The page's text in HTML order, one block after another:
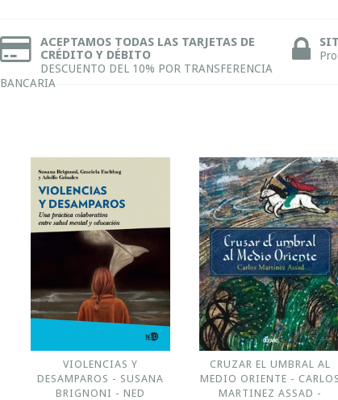
ACEPTAMOS TODAS LAS TARJETAS DE
CRÉDITO Y DÉBITO
DESCUENTO DEL 10% POR TRANSFERENCIA
BANCARIA
VIOLENCIAS Y
DESAMPAROS - SUSANA
BRIGNONI - NED
CRUZAR EL UMBRAL AL
MEDIO ORIENTE - CARLOS
MARTINEZ ASSAD -